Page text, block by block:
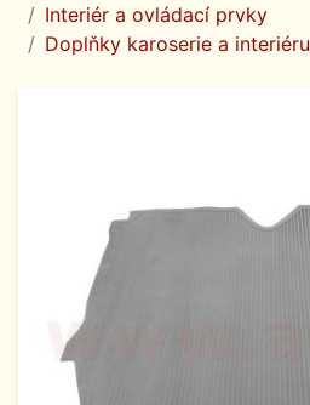
Interiér a ovládací prvky
Doplňky karoserie a interiéru